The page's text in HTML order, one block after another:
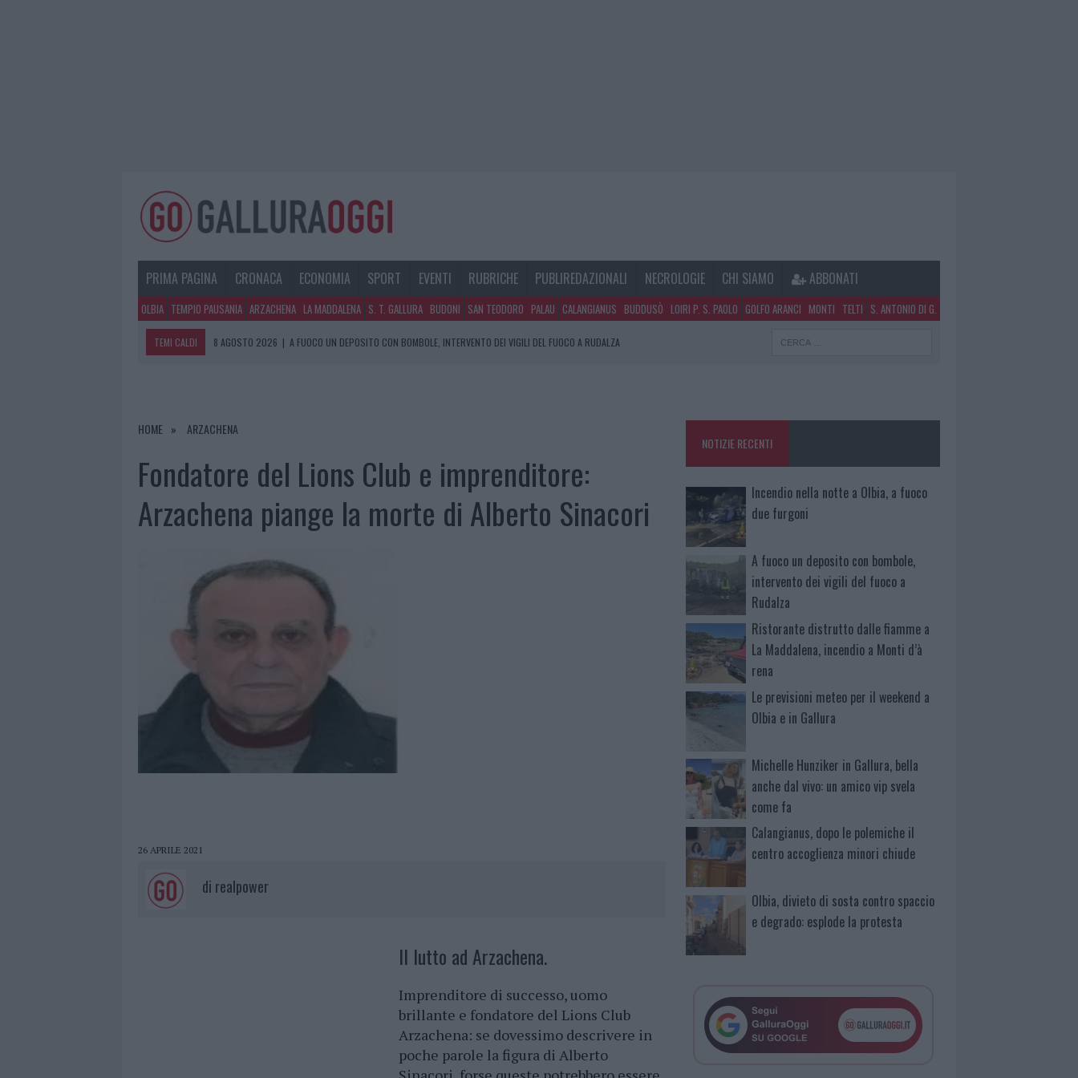
PRIMA PAGINA CRONACA ECONOMIA SPORT EVENTI RUBRICHE PUBLIREDAZIONALI NECROLOGIE CHI SIAMO ABBONATI
OLBIA TEMPIO PAUSANIA ARZACHENA LA MADDALENA S. T. GALLURA BUDONI SAN TEODORO PALAU CALANGIANUS BUDDUSÒ LOIRI P. S. PAOLO GOLFO ARANCI MONTI TELTI S. ANTONIO DI G.
TEMI CALDI 8 AGOSTO 2026 | A FUOCO UN DEPOSITO CON BOMBOLE, INTERVENTO DEI VIGILI DEL FUOCO A RUDALZA
7 AGOSTO 2026 | MICHELLE HUNZIKER IN GALLURA, BELLA ANCHE DAL VIVO: UN AMICO VIP SVELA COME FA
HOME ARZACHENA
Fondatore del Lions Club e imprenditore:
Arzachena piange la morte di Alberto Sinacori
26 APRILE 2021
di realpower
Il lutto ad Arzachena.
Imprenditore di successo, uomo
brillante e fondatore del Lions Club
Arzachena: se dovessimo descrivere in
poche parole la figura di Alberto
NOTIZIE RECENTI
Incendio nella notte a Olbia, a fuoco
due furgoni
A fuoco un deposito con bombole,
intervento dei vigili del fuoco a
Rudalza
Ristorante distrutto dalle fiamme a
La Maddalena, incendio a Monti d’à
rena
Le previsioni meteo per il weekend a
Olbia e in Gallura
Michelle Hunziker in Gallura, bella
anche dal vivo: un amico vip svela
come fa
Calangianus, dopo le polemiche il
centro accoglienza minori chiude
Olbia, divieto di sosta contro spaccio
e degrado: esplode la protesta